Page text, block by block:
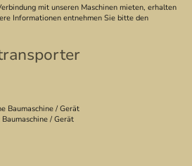
mit unseren Maschinen mieten, erhalten
Informationen entnehmen Sie bitte den
Baumaschine / Gerät
/ Gerät